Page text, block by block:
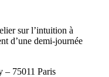
sur l’intuition à
d’une demi-journée
– 75011 Paris